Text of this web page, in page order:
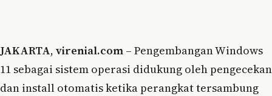
JAKARTA, virenial.com – Pengembangan Windows
11 sebagai sistem operasi didukung oleh pengecekan
dan install otomatis ketika perangkat tersambung